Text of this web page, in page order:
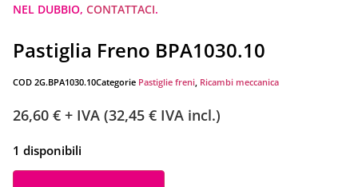
NEL DUBBIO, CONTATTACI.
Pastiglia Freno BPA1030.10
COD 2G.BPA1030.10Categorie Pastiglie freni, Ricambi meccanica
26,60 € + IVA (32,45 € IVA incl.)
1 disponibili